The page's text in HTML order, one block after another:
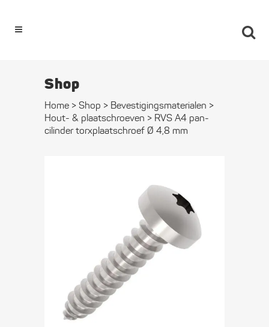
Shop
Home > Shop > Bevestigings­­materialen >
Hout- & plaat­schroeven > RVS A4 pan­
cilinder torx­plaat­schroef Ø 4,8 mm